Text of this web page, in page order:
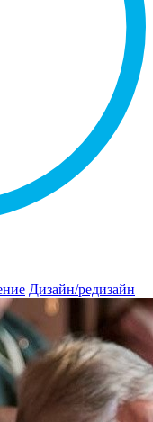
Дизайн/редизайн